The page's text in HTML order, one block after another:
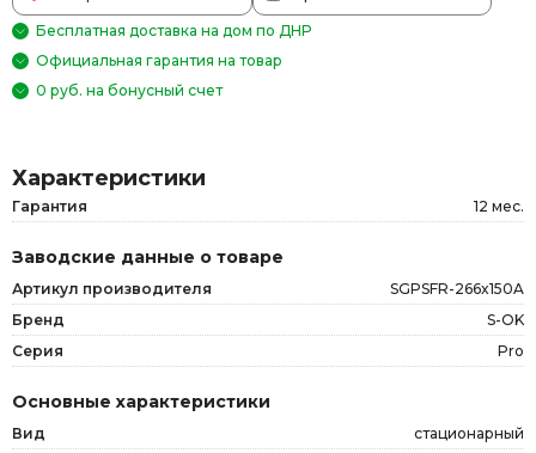
Бесплатная доставка на дом по ДНР
Официальная гарантия на товар
0 руб. на бонусный счет
Характеристики
Гарантия 12 мес.
Заводские данные о товаре
Артикул производителя
SGPSFR-266x150A
Бренд
S-OK
Серия
Pro
Основные характеристики
Вид
стационарный